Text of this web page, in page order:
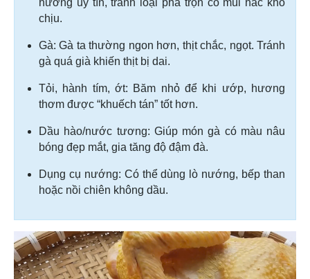
hương uy tín, tránh loại pha trộn có mùi hắc khó
chịu.
Gà: Gà ta thường ngon hơn, thịt chắc, ngọt. Tránh
gà quá già khiến thịt bị dai.
Tỏi, hành tím, ớt: Băm nhỏ để khi ướp, hương
thơm được “khuếch tán” tốt hơn.
Dầu hào/nước tương: Giúp món gà có màu nâu
bóng đẹp mắt, gia tăng độ đậm đà.
Dụng cụ nướng: Có thể dùng lò nướng, bếp than
hoặc nồi chiên không dầu.